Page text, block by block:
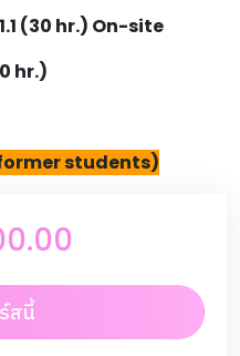
(30 hr.) On-site
hr.)
students)
สนี้